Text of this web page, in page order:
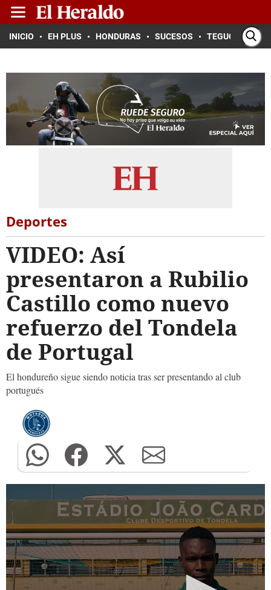
INICIO EH PLUS HONDURAS SUCESOS TEGUCIGALPA
Deportes
VIDEO: Así
presentaron a Rubilio
Castillo como nuevo
refuerzo del Tondela
de Portugal
El hondureño sigue siendo noticia tras ser presentando al club
portugués
seconds
of
seconds